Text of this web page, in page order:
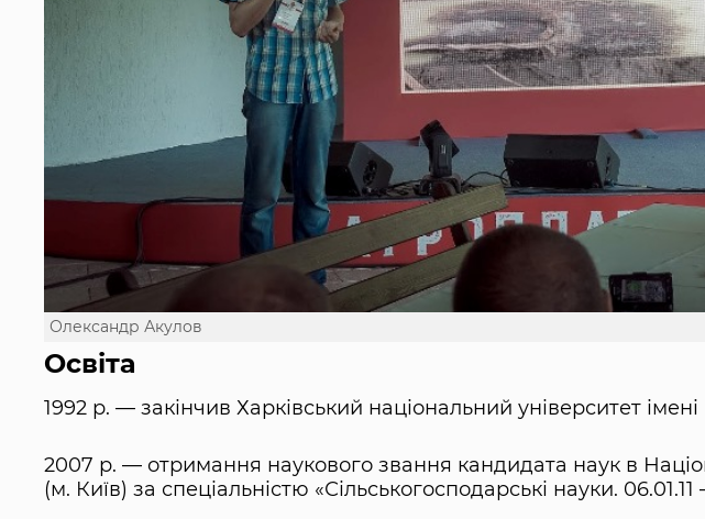
Олександр Акулов
Освіта
1992 р. — закінчив Харківський національний університет
2007 р. — отримання наукового звання кандидата наук в
(м. Київ) за спеціальністю «Сільськогосподарські науки.